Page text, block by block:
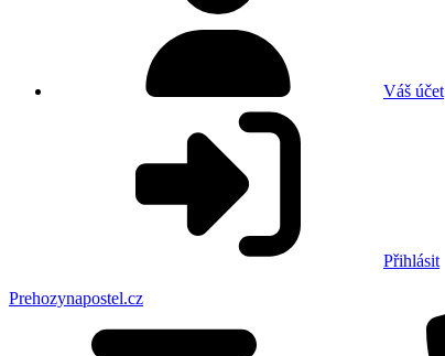
Váš účet
Přihlásit
Prehozynapostel.cz